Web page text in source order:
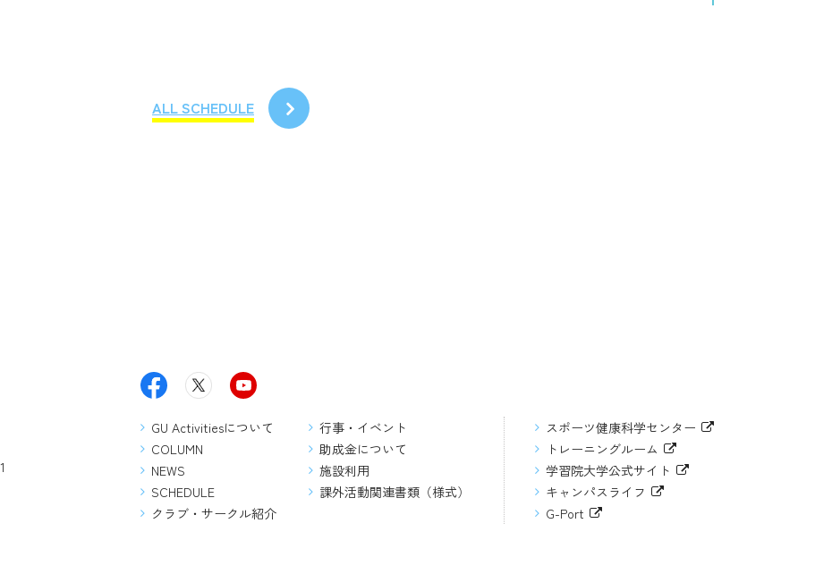
ALL SCHEDULE
GU Activitiesについて
COLUMN
NEWS
SCHEDULE
クラブ・サークル紹介
行事・イベント
助成金について
施設利用
課外活動関連書類（様式）
スポーツ健康科学センター
トレーニングルーム
学習院大学公式サイト
キャンパスライフ
G-Port